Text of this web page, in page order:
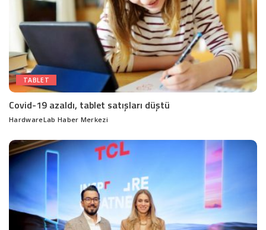
TABLET
Covid-19 azaldı, tablet satışları düştü
Posted
HardwareLab Haber Merkezi